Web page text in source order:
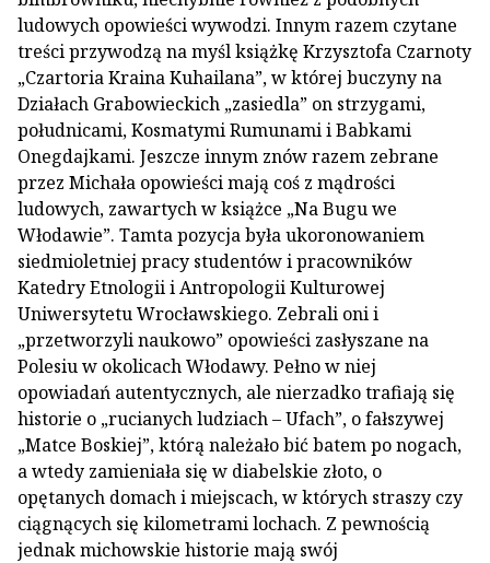
ludowych opowieści wywodzi. Innym razem czytane
treści przywodzą na myśl książkę Krzysztofa Czarnoty
„Czartoria Kraina Kuhailana”, w której buczyny na
Działach Grabowieckich „zasiedla” on strzygami,
południcami, Kosmatymi Rumunami i Babkami
Onegdajkami. Jeszcze innym znów razem zebrane
przez Michała opowieści mają coś z mądrości
ludowych, zawartych w książce „Na Bugu we
Włodawie”. Tamta pozycja była ukoronowaniem
siedmioletniej pracy studentów i pracowników
Katedry Etnologii i Antropologii Kulturowej
Uniwersytetu Wrocławskiego. Zebrali oni i
„przetworzyli naukowo” opowieści zasłyszane na
Polesiu w okolicach Włodawy. Pełno w niej
opowiadań autentycznych, ale nierzadko trafiają się
historie o „rucianych ludziach – Ufach”, o fałszywej
„Matce Boskiej”, którą należało bić batem po nogach,
a wtedy zamieniała się w diabelskie złoto, o
opętanych domach i miejscach, w których straszy czy
ciągnących się kilometrami lochach. Z pewnością
jednak michowskie historie mają swój